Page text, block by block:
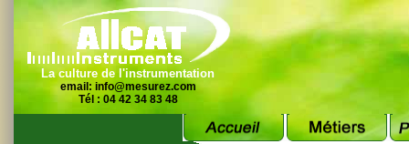
La culture de l'instrumentation
email: info@mesurez.com
Tél : 04 42 34 83 48